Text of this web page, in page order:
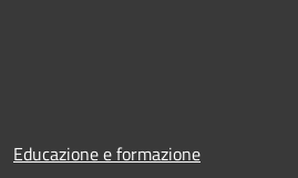
Educazione e formazione